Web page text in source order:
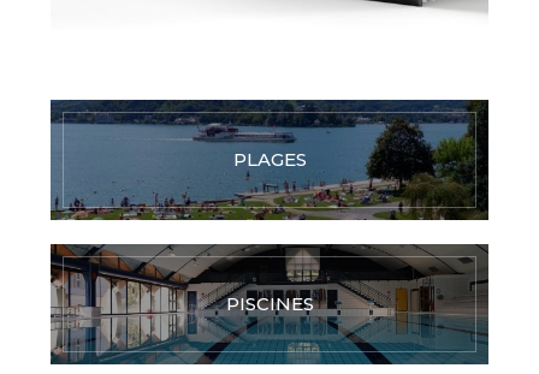
PLAGES
PISCINES